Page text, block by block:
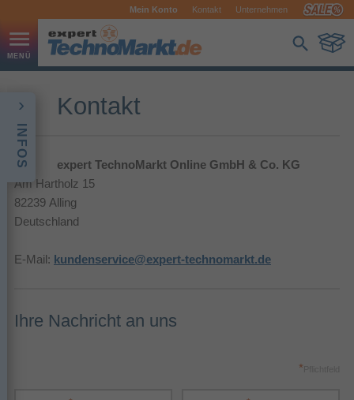
Mein Konto Kontakt Unternehmen
INFOS
Kontakt
expert TechnoMarkt Online GmbH & Co. KG
Am Hartholz 15
82239 Alling
Deutschland
E-Mail: kundenservice@expert-technomarkt.de
Ihre Nachricht an uns
*